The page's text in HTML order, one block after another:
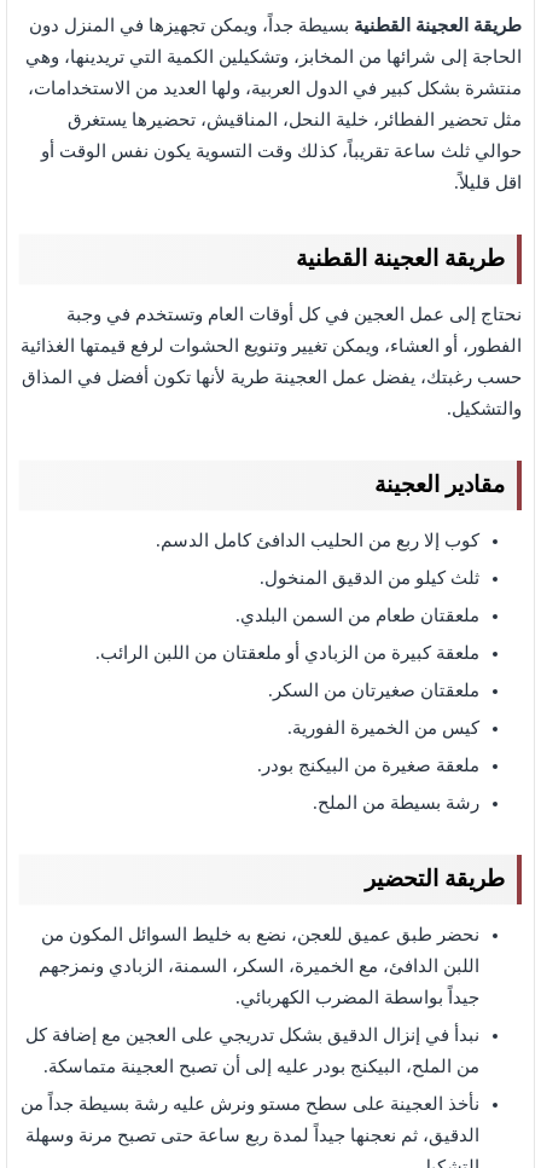
طريقة العجينة القطنية بسيطة جداً، ويمكن تجهيزها في المنزل دون
الحاجة إلى شرائها من المخابز، وتشكيلين الكمية التي تريدينها، وهي
منتشرة بشكل كبير في الدول العربية، ولها العديد من الاستخدامات،
مثل تحضير الفطائر، خلية النحل، المناقيش، تحضيرها يستغرق
حوالي ثلث ساعة تقريباً، كذلك وقت التسوية يكون نفس الوقت أو
اقل قليلاً.
طريقة العجينة القطنية
نحتاج إلى عمل العجين في كل أوقات العام وتستخدم في وجبة
الفطور، أو العشاء، ويمكن تغيير وتنويع الحشوات لرفع قيمتها الغذائية
حسب رغبتك، يفضل عمل العجينة طرية لأنها تكون أفضل في المذاق
والتشكيل.
مقادير العجينة
كوب إلا ربع من الحليب الدافئ كامل الدسم.
ثلث كيلو من الدقيق المنخول.
ملعقتان طعام من السمن البلدي.
ملعقة كبيرة من الزبادي أو ملعقتان من اللبن الرائب.
ملعقتان صغيرتان من السكر.
كيس من الخميرة الفورية.
ملعقة صغيرة من البيكنج بودر.
رشة بسيطة من الملح.
طريقة التحضير
نحضر طبق عميق للعجن، نضع به خليط السوائل المكون من
اللبن الدافئ، مع الخميرة، السكر، السمنة، الزبادي ونمزجهم
جيداً بواسطة المضرب الكهربائي.
نبدأ في إنزال الدقيق بشكل تدريجي على العجين مع إضافة كل
من الملح، البيكنج بودر عليه إلى أن تصبح العجينة متماسكة.
نأخذ العجينة على سطح مستو ونرش عليه رشة بسيطة جداً من
الدقيق، ثم نعجنها جيداً لمدة ربع ساعة حتى تصبح مرنة وسهلة